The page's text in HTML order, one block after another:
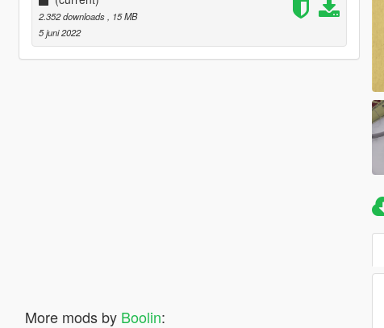
2.352 downloads
, 15 MB
5 juni 2022
More mods by Boolin: